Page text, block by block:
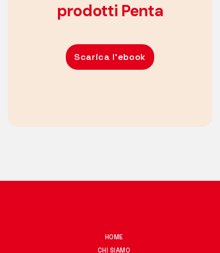
prodotti Penta
Scarica l'ebook
HOME
CHI SIAMO